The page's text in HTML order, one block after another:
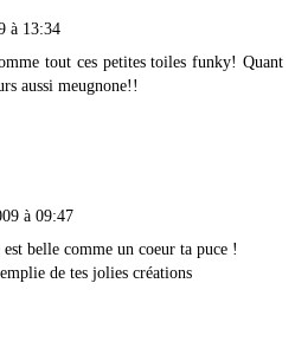
à 13:34
tout ces petites toiles funky! Quant
aussi meugnone!!
à 09:47
belle comme un coeur ta puce !
de tes jolies créations